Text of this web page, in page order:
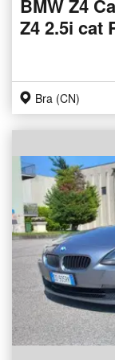
BMW Z4
Z4 2.5i cat
Bra (CN)